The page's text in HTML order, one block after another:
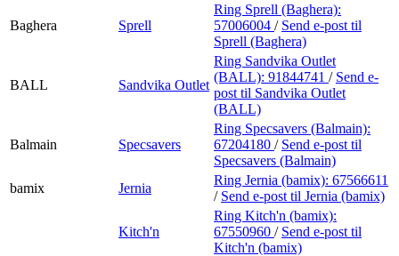
Baghera Sprell
Ring Sprell (Baghera):
57006004 / Send e-post til
Sprell (Baghera)
BALL Sandvika Outlet
Ring Sandvika Outlet
(BALL): 91844741 / Send e-
post til Sandvika Outlet
(BALL)
Balmain Specsavers
Ring Specsavers (Balmain):
67204180 / Send e-post til
Specsavers (Balmain)
bamix
Jernia
Ring Jernia (bamix): 67566611
/ Send e-post til Jernia (bamix)
Kitch'n
Ring Kitch'n (bamix):
67550960 / Send e-post til
Kitch'n (bamix)